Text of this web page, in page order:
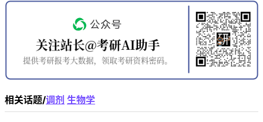
相关话题/调剂 生物学